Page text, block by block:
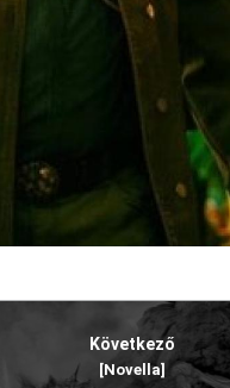
Következő
[Novella]